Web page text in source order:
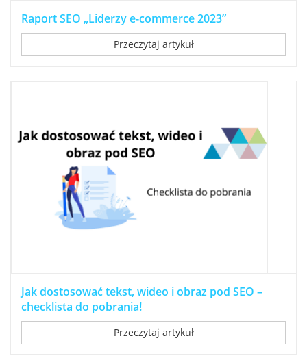
Raport SEO „Liderzy e-commerce 2023”
Przeczytaj artykuł
Jak dostosować tekst, wideo i obraz pod SEO –
checklista do pobrania!
Przeczytaj artykuł